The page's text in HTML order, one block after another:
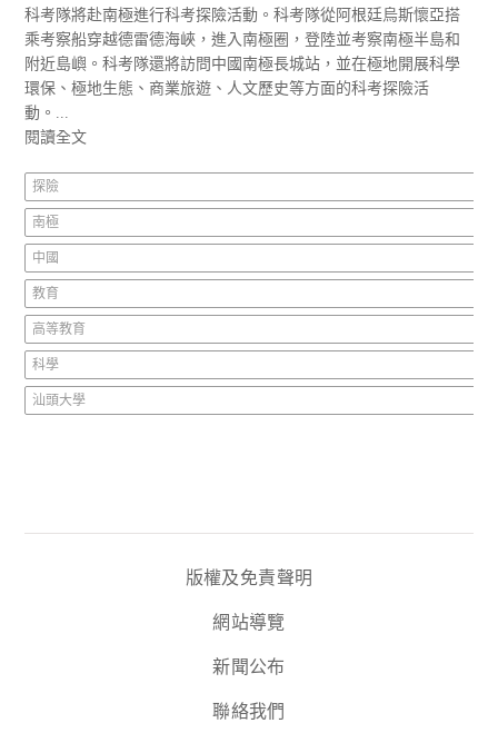
科考隊將赴南極進行科考探險活動。科考隊從阿根廷烏斯懷亞搭
乘考察船穿越德雷德海峽，進入南極圈，登陸並考察南極半島和
附近島嶼。科考隊還將訪問中國南極長城站，並在極地開展科學
環保、極地生態、商業旅遊、人文歷史等方面的科考探險活
動。...
閱讀全文
探險
南極
中國
教育
高等教育
科學
汕頭大學
版權及免責聲明
網站導覽
新聞公布
聯絡我們